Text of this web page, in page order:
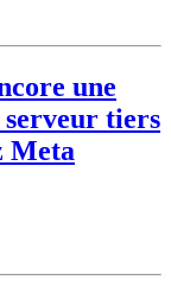
une
tiers
Meta